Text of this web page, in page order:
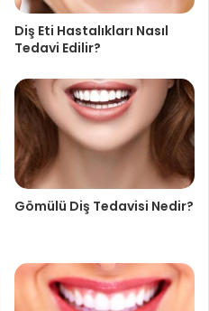
Diş Eti Hastalıkları Nasıl
Tedavi Edilir?
Gömülü Diş Tedavisi Nedir?